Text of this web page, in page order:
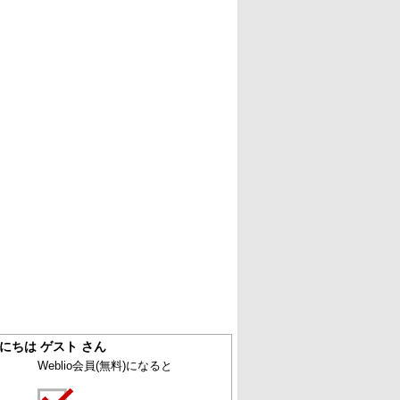
ちは ゲスト さん
Weblio会員(無料)になると